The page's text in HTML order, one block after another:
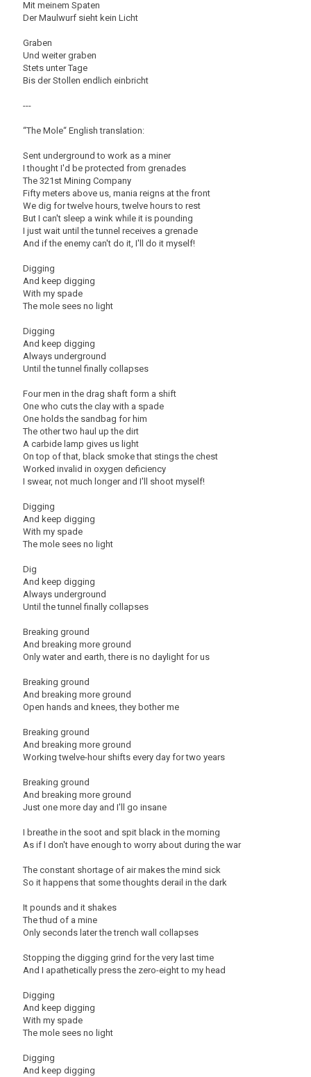
Mit meinem Spaten
Der Maulwurf sieht kein Licht
Graben
Und weiter graben
Stets unter Tage
Bis der Stollen endlich einbricht
---
“The Mole“ English translation:
Sent underground to work as a miner
I thought I'd be protected from grenades
The 321st Mining Company
Fifty meters above us, mania reigns at the front
We dig for twelve hours, twelve hours to rest
But I can't sleep a wink while it is pounding
I just wait until the tunnel receives a grenade
And if the enemy can't do it, I'll do it myself!
Digging
And keep digging
With my spade
The mole sees no light
Digging
And keep digging
Always underground
Until the tunnel finally collapses
Four men in the drag shaft form a shift
One who cuts the clay with a spade
One holds the sandbag for him
The other two haul up the dirt
A carbide lamp gives us light
On top of that, black smoke that stings the chest
Worked invalid in oxygen deficiency
I swear, not much longer and I'll shoot myself!
Digging
And keep digging
With my spade
The mole sees no light
Dig
And keep digging
Always underground
Until the tunnel finally collapses
Breaking ground
And breaking more ground
Only water and earth, there is no daylight for us
Breaking ground
And breaking more ground
Open hands and knees, they bother me
Breaking ground
And breaking more ground
Working twelve-hour shifts every day for two years
Breaking ground
And breaking more ground
Just one more day and I'll go insane
I breathe in the soot and spit black in the morning
As if I don't have enough to worry about during the war
The constant shortage of air makes the mind sick
So it happens that some thoughts derail in the dark
It pounds and it shakes
The thud of a mine
Only seconds later the trench wall collapses
Stopping the digging grind for the very last time
And I apathetically press the zero-eight to my head
Digging
And keep digging
With my spade
The mole sees no light
Digging
And keep digging